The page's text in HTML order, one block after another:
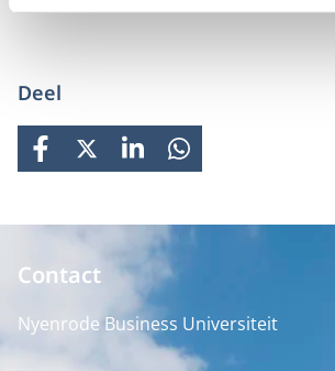
Deel
FACEBOOK
X LINKEDINWHATSAPP
Contact
Nyenrode Business Universiteit